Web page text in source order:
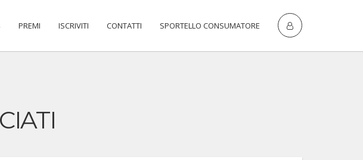
PREMI ISCRIVITI CONTATTI SPORTELLO CONSUMATORE